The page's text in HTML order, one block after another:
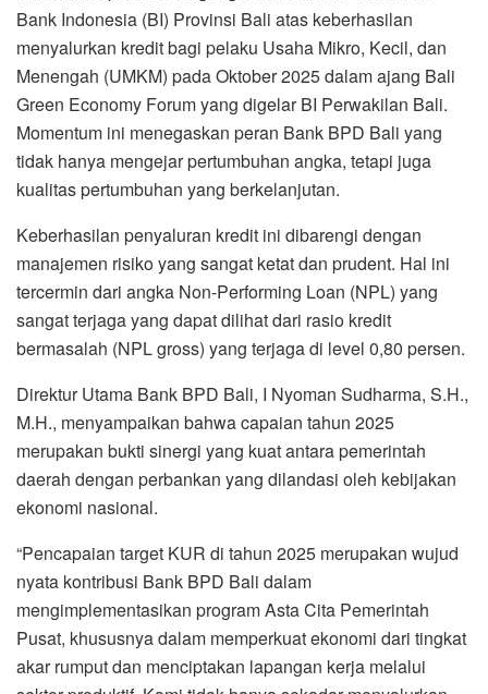
Bank Indonesia (BI) Provinsi Bali atas keberhasilan
menyalurkan kredit bagi pelaku Usaha Mikro, Kecil, dan
Menengah (UMKM) pada Oktober 2025 dalam ajang Bali
Green Economy Forum yang digelar BI Perwakilan Bali.
Momentum ini menegaskan peran Bank BPD Bali yang
tidak hanya mengejar pertumbuhan angka, tetapi juga
kualitas pertumbuhan yang berkelanjutan.
Keberhasilan penyaluran kredit ini dibarengi dengan
manajemen risiko yang sangat ketat dan prudent. Hal ini
tercermin dari angka Non-Performing Loan (NPL) yang
sangat terjaga yang dapat dilihat dari rasio kredit
bermasalah (NPL gross) yang terjaga di level 0,80 persen.
Direktur Utama Bank BPD Bali, I Nyoman Sudharma, S.H.,
M.H., menyampaikan bahwa capaian tahun 2025
merupakan bukti sinergi yang kuat antara pemerintah
daerah dengan perbankan yang dilandasi oleh kebijakan
ekonomi nasional.
“Pencapaian target KUR di tahun 2025 merupakan wujud
nyata kontribusi Bank BPD Bali dalam
mengimplementasikan program Asta Cita Pemerintah
Pusat, khususnya dalam memperkuat ekonomi dari tingkat
akar rumput dan menciptakan lapangan kerja melalui